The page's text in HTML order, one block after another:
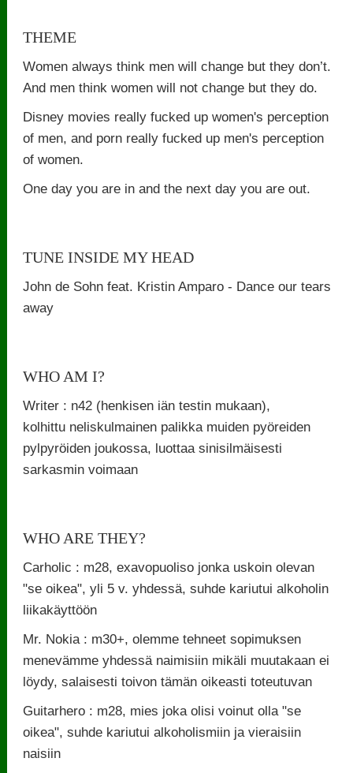
THEME
Women always think men will change but they don’t.
And men think women will not change but they do.
Disney movies really fucked up women's perception
of men, and porn really fucked up men's perception
of women.
One day you are in and the next day you are out.
TUNE INSIDE MY HEAD
John de Sohn feat. Kristin Amparo - Dance our tears
away
WHO AM I?
Writer : n42 (henkisen iän testin mukaan),
kolhittu neliskulmainen palikka muiden pyöreiden
pylpyröiden joukossa, luottaa sinisilmäisesti
sarkasmin voimaan
WHO ARE THEY?
Carholic : m28, exavopuoliso jonka uskoin olevan
"se oikea", yli 5 v. yhdessä, suhde kariutui alkoholin
liikakäyttöön
Mr. Nokia : m30+, olemme tehneet sopimuksen
menevämme yhdessä naimisiin mikäli muutakaan ei
löydy, salaisesti toivon tämän oikeasti toteutuvan
Guitarhero : m28, mies joka olisi voinut olla "se
oikea", suhde kariutui alkoholismiin ja vieraisiin
naisiin